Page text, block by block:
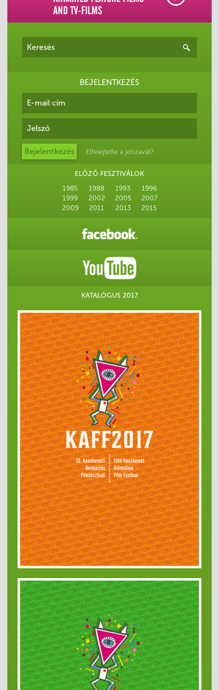
AND TV-FILMS
BEJELENTKEZÉS
Elfelejtette a jelszavát?
ELŐZŐ FESZTIVÁLOK
1985
1988 1993
1996
1999
2002 2005
2007
2009
2011 2013 2015
KATALÓGUS 2017